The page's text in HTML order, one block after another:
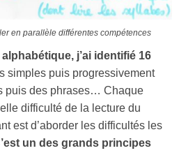
en parallèle différentes compétences
j’ai identifié 16
simples puis progressivement
puis des phrases… Chaque
difficulté de la lecture du
est d’aborder les difficultés les
un des grands principes